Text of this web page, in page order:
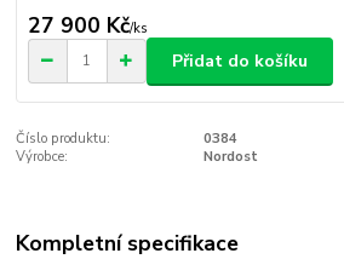
27 900 Kč/ks
Přidat do košíku
Číslo produktu:
0384
Výrobce:
Nordost
Kompletní specifikace